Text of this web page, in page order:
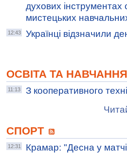
духових інструментах
мистецьких
12:43
Українці відзначили
ОСВІТА ТА НАВЧАННЯ
11:13
З кооперативного
СПОРТ
12:31
Крамар: "Десна у